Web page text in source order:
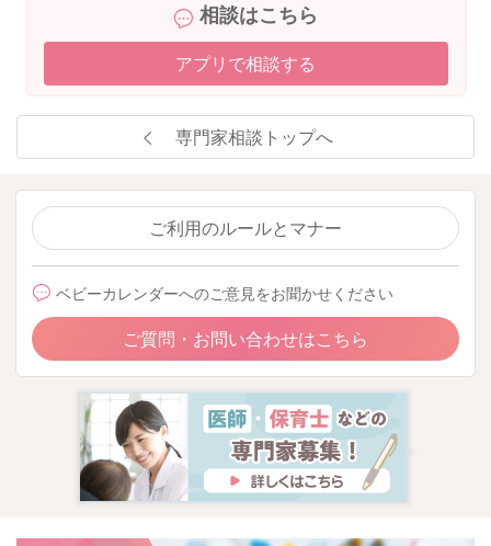
相談はこちら
アプリで相談する
専門家相談トップへ
ご利用のルールとマナー
ベビーカレンダーへのご意見をお聞かせください
ご質問・お問い合わせはこちら